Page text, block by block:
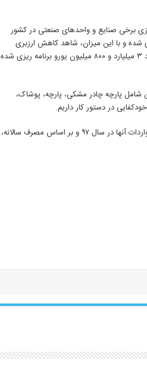
برخی صنایع و واحدهای صنعتی درکشور
ارزبری
۳ میلیارد و ۸۰۰ میلیون یورو برنامه ریزی شده
شامل پارچه چادر مشکی، پارچه، پوشاک،
در دستور کار داریم.
آنها در
سال ۹۷ و بر اساس مصرف سالانه،